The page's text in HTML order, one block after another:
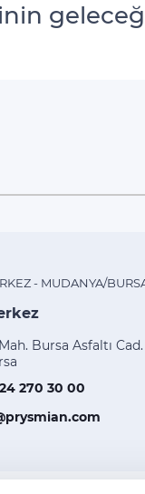
- MUDANYA/
Bursa Asfaltı
270 30 00